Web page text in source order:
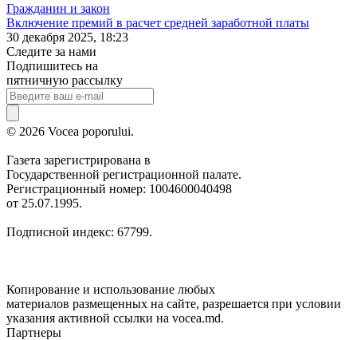
Гражданин и закон
Включение премий в расчет средней заработной платы
30 декабря 2025, 18:23
Следите за нами
Подпишитесь на
пятничную рассылку
© 2026 Vocea poporului.
Газета зарегистрирована в
Государственной регистрационной палате.
Регистрационный номер: 1004600040498
от 25.07.1995.
Подписной индекс: 67799.
Копирование и использование любых
материалов размещенных на сайте, разрешается при условии
указания активной ссылки на vocea.md.
Партнеры